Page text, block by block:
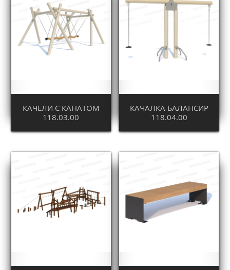
КАЧЕЛИ С КАНАТОМ
118.03.00
КАЧАЛКА БАЛАНСИР
118.04.00